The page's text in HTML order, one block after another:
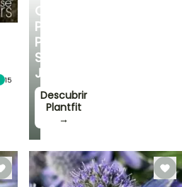
CONSEJOS
PERSONALIZADOS
PARA
SU
JARDÍN
Descubrir
Plantfit
→
15